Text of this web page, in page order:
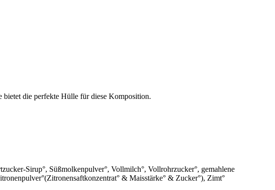
die perfekte Hülle für diese Komposition.
Sirup°, Süßmolkenpulver°, Vollmilch°, Vollrohrzucker°, gemahlene
& Maisstärke° & Zucker°), Zimt°